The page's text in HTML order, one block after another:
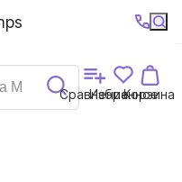
+7 (495)740-
38-68
График
работы
Сравнение
Избранное
Корзина